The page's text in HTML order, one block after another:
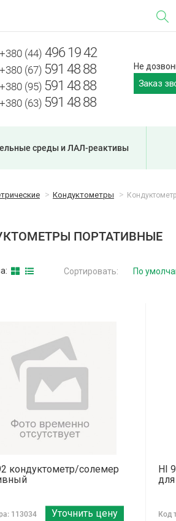
+380 (44) 496 19 42
+380 (67) 591 48 88
+380 (95) 591 48 88
+380 (63) 591 48 88
Не
Заказ
среды и ЛАЛ-реактивы
Кондуктометры
ПОРТАТИВНЫЕ
Сортировать:
кондуктометр/солемер
113034 Уточнить цену
HI
для
Код